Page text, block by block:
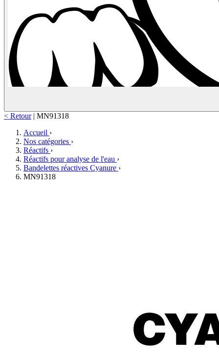
< Retour | MN91318
Accueil ›
Nos catégories ›
Réactifs ›
Réactifs pour analyse de l'eau ›
Bandelettes réactives Cyanure ›
MN91318